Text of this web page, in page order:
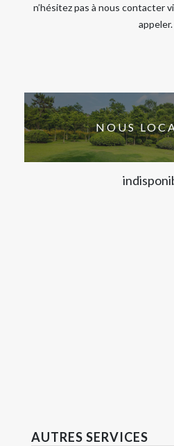
n’hésitez pas à nous contacter
appeler.
NOUS
AUTRES SERVICES